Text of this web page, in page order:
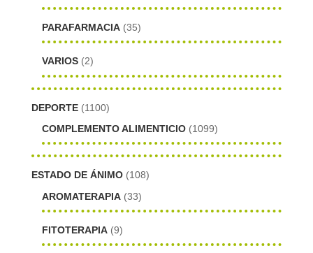
PARAFARMACIA (35)
VARIOS (2)
DEPORTE (1100)
COMPLEMENTO ALIMENTICIO (1099)
ESTADO DE ÁNIMO (108)
AROMATERAPIA (33)
FITOTERAPIA (9)